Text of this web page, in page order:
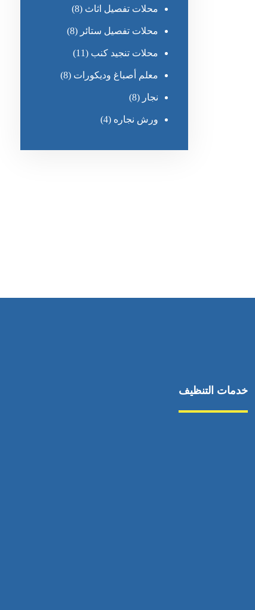
محلات تفصيل اثاث (8)
محلات تفصيل ستائر (8)
محلات تنجيد كنب (11)
معلم أصباغ وديكورات (8)
نجار (8)
ورش نجاره (4)
خدمات التنظيف